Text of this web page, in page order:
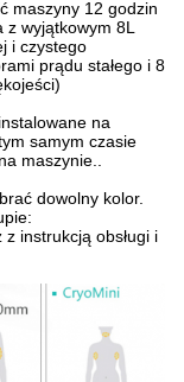
maszyny 12 godzin
z wyjątkowym 8L
i czystego
prądu stałego i 8
na
samym czasie
maszynie..
dowolny kolor.
instrukcją obsługi i